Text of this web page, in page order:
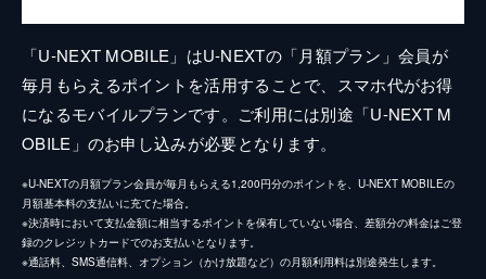
「U-NEXT MOBILE」はU-NEXTの「月額プラン」会員が
毎月もらえるポイントを活用することで、スマホ代がお得
になるモバイルプランです。ご利用には別途「U-NEXT M
OBILE」のお申し込みが必要となります。
※U-NEXTの月額プラン会員が毎月もらえる1,200円分のポイントを、U-NEXT MOBILEの
月額基本料の支払いに充てた場合。
※決済時において支払金額に相当するポイントを保有していない場合、差額分の料金はご登
録のクレジットカードでのお支払いとなります。
※通話料、SMS通信料、オプション（かけ放題など）の月額利用料は別途発生します。